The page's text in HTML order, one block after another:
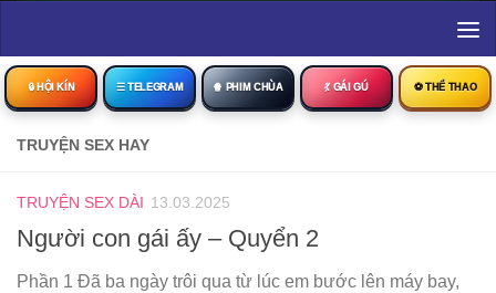
🔒︎ HỘI KÍN ☰ TELEGRAM 🍿 PHIM CHÙA 💃 GÁI GÚ ⚽ THỂ THAO
TRUYỆN SEX HAY
TRUYỆN SEX DÀI 13.03.2025
Người con gái ấy – Quyển 2
Phần 1 Đã ba ngày trôi qua từ lúc em bước lên máy bay,